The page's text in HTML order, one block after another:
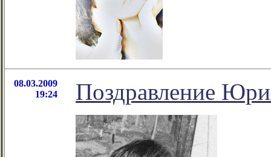
08.03.2009
19:24
Поздравление